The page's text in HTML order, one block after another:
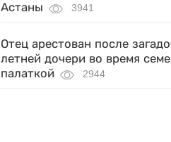
Астаны
3941
Отец арестован после
летней дочери во время
палаткой
2944